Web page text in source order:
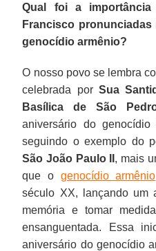
Qual foi a
Francisco
genocídio armênio?
O nosso povo se lembra
celebrada por Sua
Basílica de São
aniversário do
seguindo o exemplo do
São João Paulo II , mais
que o genocídio armênio
século XX, lançando um
memória e tomar
ensanguentada. Essa
aniversário do genocídio